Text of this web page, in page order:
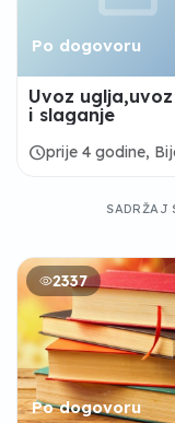
Po dogovoru
Uvoz
i slaganje
scheduleprije 4 godine,
SADRŽAJ
2337
Po dogovoru